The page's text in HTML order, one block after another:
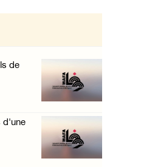
à Amman ...
» sont con ...
racistes s ...
du Conseil
relations avec
de
d'une